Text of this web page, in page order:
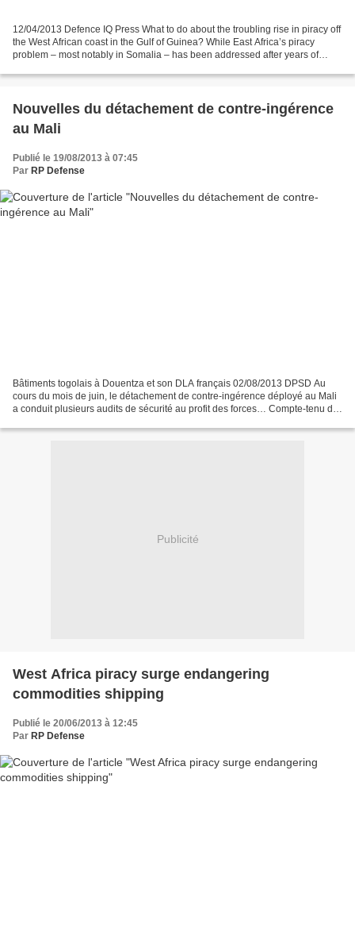
12/04/2013 Defence IQ Press What to do about the troubling rise in piracy off
the West African coast in the Gulf of Guinea? While East Africa’s piracy
problem – most notably in Somalia – has been addressed after years of
Nouvelles du détachement de contre-ingérence
au Mali
Publié le 19/08/2013 à 07:45
Par RP Defense
Bâtiments togolais à Douentza et son DLA français 02/08/2013 DPSD Au
cours du mois de juin, le détachement de contre-ingérence déployé au Mali
a conduit plusieurs audits de sécurité au profit des forces… Compte-tenu du
Publicité
West Africa piracy surge endangering
commodities shipping
Publié le 20/06/2013 à 12:45
Par RP Defense